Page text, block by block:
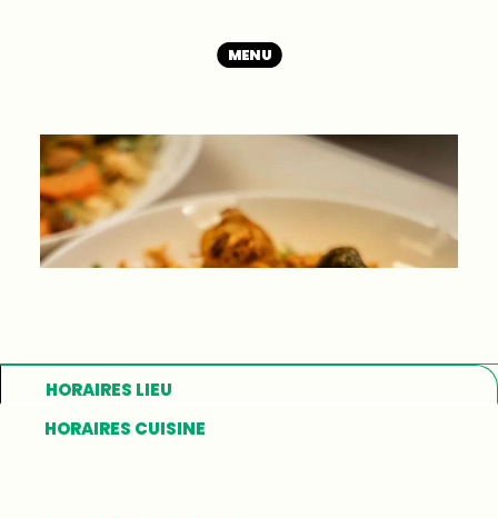
MENU
HORAIRES LIEU
HORAIRES CUISINE